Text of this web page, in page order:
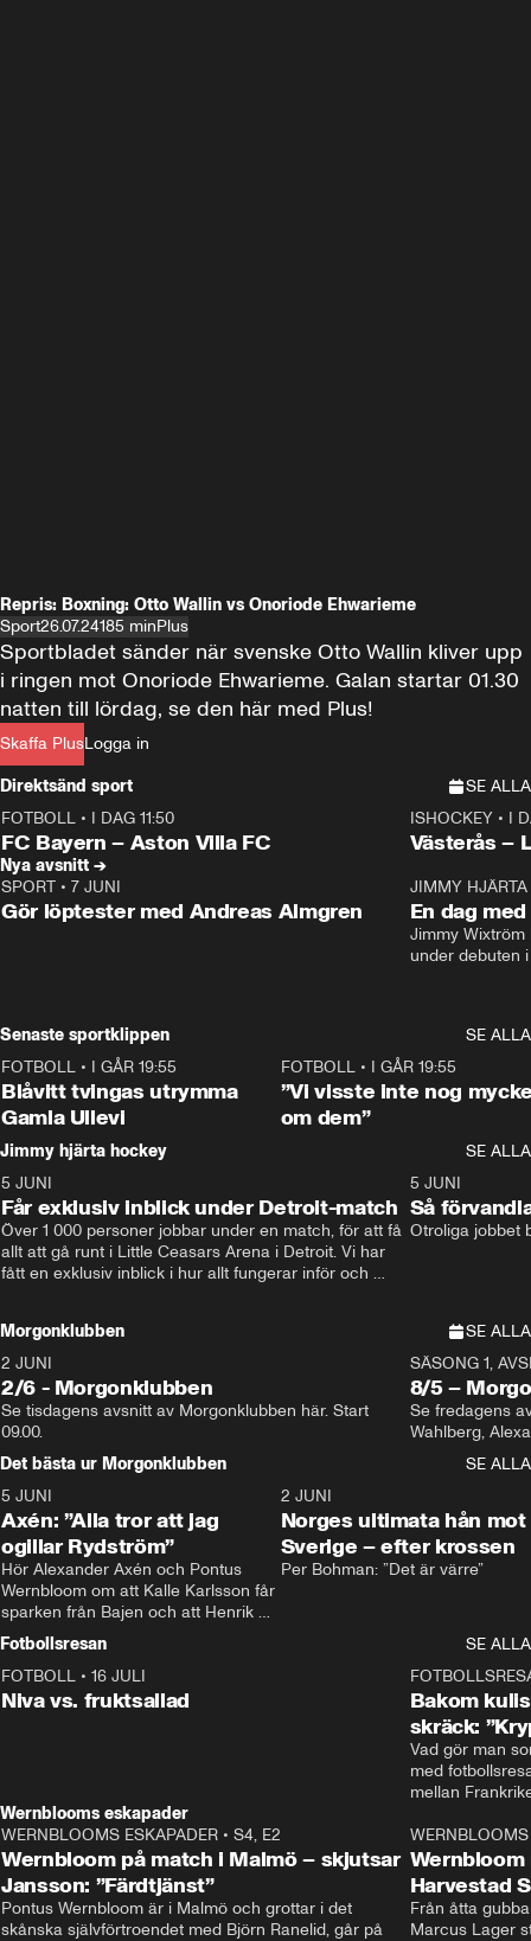
Repris: Boxning: Otto Wallin vs Onoriode Ehwarieme
Sport26.07.24185 minPlus
Skaffa PlusLogga in
Sportbladet sänder när svenske Otto Wallin kliver upp
i ringen mot Onoriode Ehwarieme. Galan startar 01.30
natten till lördag, se den här med Plus!
Direktsänd sport
SE ALLA
Plus
FOTBOLL • I DAG 11:50
FC Bayern – Aston Villa FC
Plus
ISHOCKEY• I
Västerås –
Nya avsnitt →
SPORT • 7 JUNI
Gör löptester med Andreas Almgren
JIMMY
En dag
Jimmy
under debuten
Senaste sportklippen
SE ALLA
FOTBOLL • I GÅR 19:55
Blåvitt tvingas utrymma
Gamla Ullevi
FOTBOLL• I GÅR 19:55
”Vi visste inte nog
om dem”
Jimmy hjärta hockey
SE ALLA
5 JUNI
Får exklusiv inblick under Detroit-match
Över 1 000 personer jobbar under en match, för att få
allt att gå runt i Little Ceasars Arena i Detroit. Vi har
fått en exklusiv inblick i hur allt fungerar inför och
5 JUNI
Så
Otroliga jobbet
Morgonklubben
SE ALLA
2 JUNI
2/6 - Morgonklubben
Se tisdagens avsnitt av Morgonklubben här. Start
SÄSONG 1,
8/5 –
Se fredagens
Det bästa ur Morgonklubben
SE ALLA
5 JUNI
Axén: ”Alla tror att jag
ogillar Rydström”
Hör Alexander Axén och Pontus
Wernbloom om att Kalle Karlsson får
sparken från Bajen och att Henrik
Rydström tar över
2 JUNI
Norges ultimata hån mot
Sverige – efter krossen
Per Bohman: ”Det är värre”
Fotbollsresan
SE ALLA
FOTBOLL • 16 JULI
Niva vs. fruktsallad
Bakom
skräck:
Vad gör man
med
Wernblooms eskapader
WERNBLOOMS ESKAPADER • S4, E2
Wernbloom på match i Malmö – skjutsar
Jansson: ”Färdtjänst”
Pontus Wernbloom är i Malmö och grottar i det
skånska självförtroendet med Björn Ranelid, går på
Harvestad
Från åtta
Marcus Lager